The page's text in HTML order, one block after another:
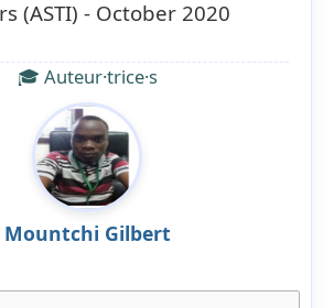
(ASTI) - October 2020
🎓 Auteur·trice·s
Mountchi Gilbert